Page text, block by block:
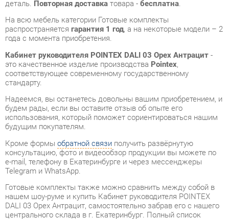
Кабинет руководителя POINTEX DALI 03 Орех Антрацит
соответствующее современному государственному
стандарту.
будем рады, если вы оставите отзыв об опыте его
использования, который поможет сориентироваться нашим
будущим покупателям.
Кроме формы
консультацию, фото и видеообзор продукции вы можете по
e-mail, телефону в Екатеринбурге и через мессенджеры
Telegram и WhatsApp.
Готовые комплекты также можно сравнить между собой в
нашем шоу-руме и купить Кабинет руководителя POINTEX
DALI 03 Орех Антрацит, самостоятельно забрав его с нашего
центрального склада в г. Екатеринбург. Полный список
адресов и магазинов смотрите на странице
контактов
Стиль мебели
Современный
Толщина столешницы, мм
33